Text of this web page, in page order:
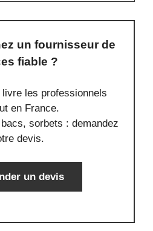
un fournisseur de
fiable ?
les professionnels
en France.
sorbets : demandez
devis.
un devis